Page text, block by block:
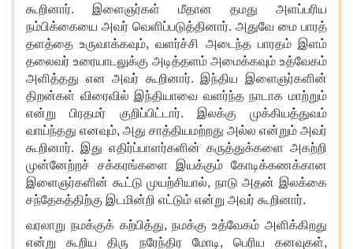
கூறினார். இளைஞர்கள் மீதான தமது அளப்பரிய
நம்பிக்கையை அவர் வெளிப்படுத்தினார். அதுவே மை பாரத்
தளத்தை உருவாக்கவும், வளர்ச்சி அடைந்த பாரதம் இளம்
தலைவர் உரையாடலுக்கு அடித்தளம் அமைக்கவும் உத்வேகம்
அளித்தது என அவர் கூறினார். இந்திய இளைஞர்களின்
திறன்கள் விரைவில் இந்தியாவை வளர்ந்த நாடாக மாற்றும்
என்று பிரதமர் குறிப்பிட்டார். இலக்கு முக்கியத்துவம்
வாய்ந்தது எனவும், அது சாத்தியமற்றது அல்ல என்றும் அவர்
கூறினார். இது எதிர்ப்பாளர்களின் கருத்துக்களை அகற்றி
முன்னேற்றச் சக்கரங்களை இயக்கும் கோடிக்கணக்கான
இளைஞர்களின் கூட்டு முயற்சியால், நாடு அதன் இலக்கை
சந்தேகத்திற்கு இடமின்றி எட்டும் என்று அவர் கூறினார்.
வரலாறு நமக்குக் கற்பித்து, நமக்கு உத்வேகம் அளிக்கிறது
என்று கூறிய திரு நரேந்திர மோடி, பெரிய கனவுகள்,